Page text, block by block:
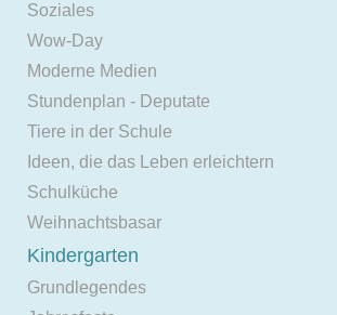
Soziales
Wow-Day
Moderne Medien
Stundenplan - Deputate
Tiere in der Schule
Ideen, die das Leben erleichtern
Schulküche
Weihnachtsbasar
Kindergarten
Grundlegendes